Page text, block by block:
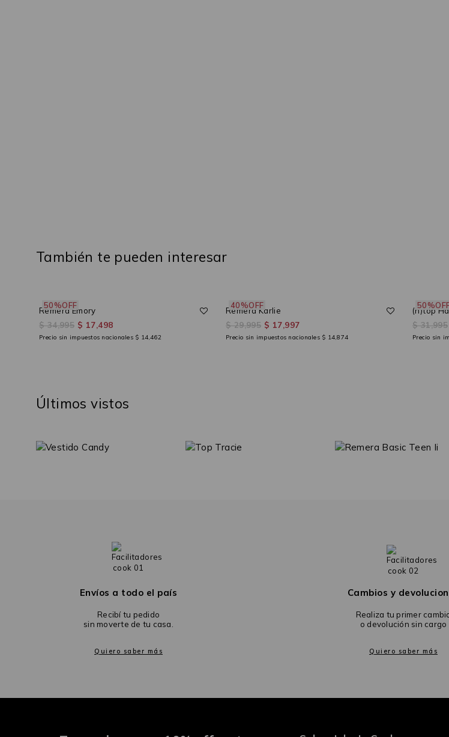
También te pueden interesar
50%OFF
Remera Emory
$ 34,995 $ 17,498
Precio sin impuestos nacionales $ 14,462
40%OFF
Remera Karlie
$ 29,995 $ 17,997
Precio sin impuestos nacionales $ 14,874
(h)top
$ 31,995
Precio sin
Últimos vistos
Envíos a todo el país
Recibí tu pedido
sin moverte de tu casa.
Quiero saber más
Cambios y
Realiza tu primer
o devolución sin cargo
Quiero saber más